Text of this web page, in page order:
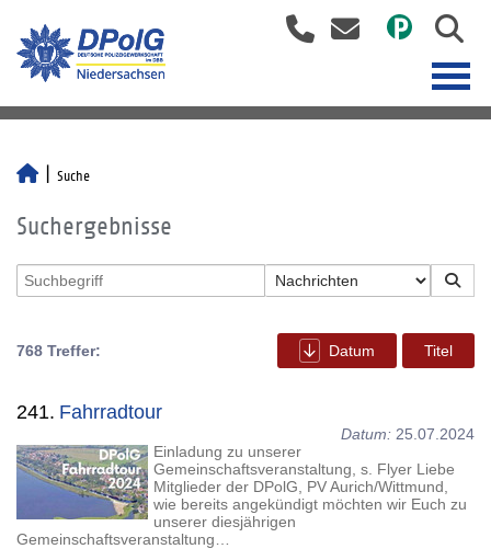
Suche
Suchergebnisse
768 Treffer: Datum Titel
241. Fahrradtour
Datum: 25.07.2024
Einladung zu unserer
Gemeinschaftsveranstaltung, s. Flyer Liebe
Mitglieder der DPolG, PV Aurich/Wittmund,
wie bereits angekündigt möchten wir Euch zu
unserer diesjährigen
Gemeinschaftsveranstaltung…